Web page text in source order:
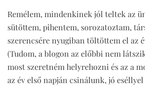
Remélem, mindenkinek jól teltek az
sütöttem, pihentem, sorozatoztam,
szerencsére nyugiban töltöttem el az
(Tudom, a blogon az előbbi nem
most szeretném helyrehozni és az a
az év első napján csinálunk, jó eséllyel